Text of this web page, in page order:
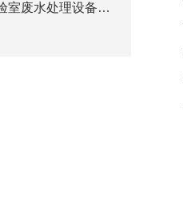
一款合格的实验室废水处理设备有哪些性能要求和组成结构？